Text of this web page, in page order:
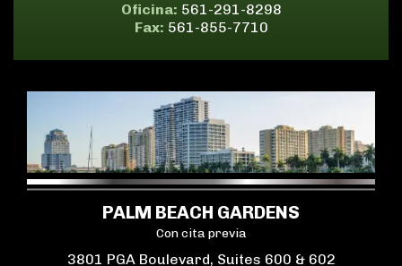
Oficina: 561-291-8298
Fax: 561-855-7710
PALM BEACH GARDENS
Con cita previa
3801 PGA Boulevard, Suites 600 & 602